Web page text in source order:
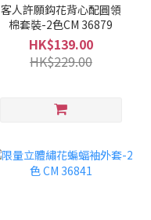
客人許願鈎花背心配圓領
棉套裝-2色CM 36879
HK$139.00
HK$229.00